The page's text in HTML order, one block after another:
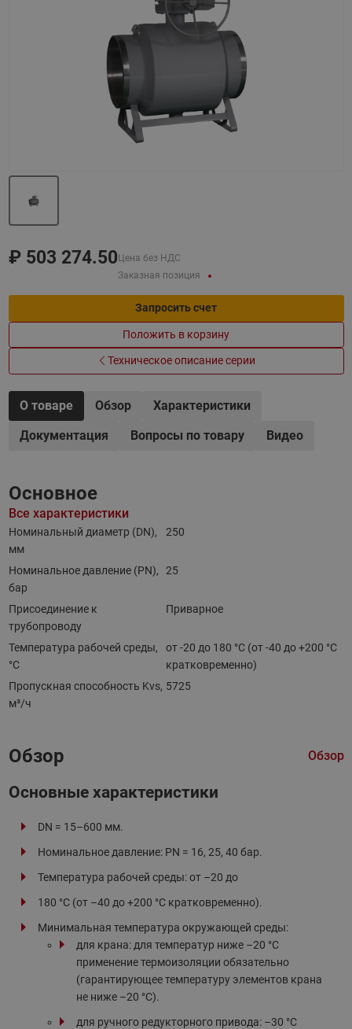
₽ 503 274.50 Цена без НДС
Заказная позиция
Запросить счет
Положить в корзину
Техническое описание серии
О товаре Обзор
Характеристики
Документация
Вопросы по товару Видео
Основное
Все характеристики
Номинальный диаметр (DN),
мм
250
Номинальное давление (PN),
бар
25
Присоединение к
трубопроводу
Приварное
Температура рабочей среды,
°С
от -20 до 180 °C (от -40 до +200 °С
кратковременно)
Пропускная способность Kvs,
м³/ч
5725
Обзор Обзор
Основные характеристики
DN = 15–600 мм.
Номинальное давление: PN = 16, 25, 40 бар.
Температура рабочей среды: от –20 до
180 °C (от –40 до +200 °С кратковременно).
Минимальная температура окружающей среды:
для крана: для температур ниже –20 °С
применение термоизоляции обязательно
(гарантирующее температуру элементов крана
не ниже –20 °С).
для ручного редукторного привода: –30 °С